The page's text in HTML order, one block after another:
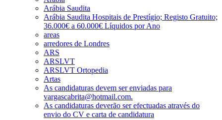
Arábia Saudita
Arábia Saudita Hospitais de Prestígio; Registo Gratuito;
36.000€ a 60.000€ Líquidos por Ano
areas
arredores de Londres
ARS
ARSLVT
ARSLVT Ortopedia
Artas
As candidaturas devem ser enviadas para
vargascabrita@hotmail.com.
As candidaturas deverão ser efectuadas através do
envio do CV e carta de candidatura